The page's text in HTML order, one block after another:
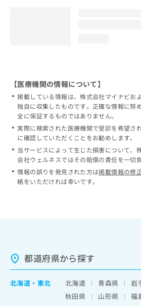
【医療機関の情報について】
掲載している情報は、株式会社マイナビお
独自に収集したものです。正確な情報に努
全に保証するものではありません。
実際に検索された医療機関で受診を希望さ
に確認していただくことをお勧めします。
当サービスによって生じた損害について、
会社ウェルネスではその賠償の責任を一切
情報の誤りを発見された方は掲載情報の修
絡をいただければ幸いです。
都道府県から探す
北海道 ・ 東北 北海道 青森県 岩
秋田県
山形県
福